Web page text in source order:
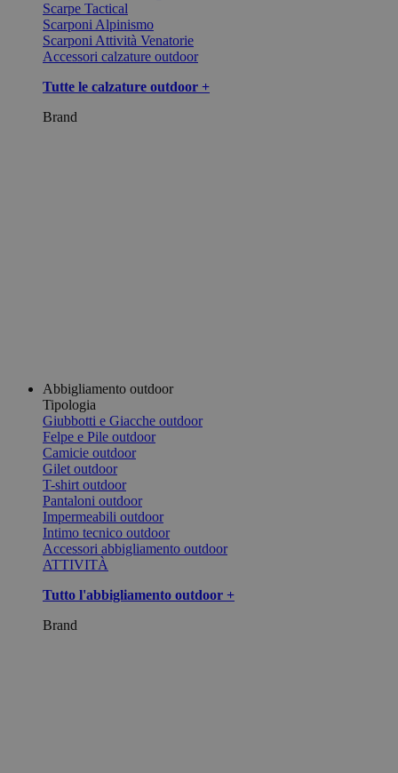
Scarpe Tactical
Scarponi Alpinismo
Scarponi Attività Venatorie
Accessori calzature outdoor
Tutte le calzature outdoor +
Brand
Abbigliamento outdoor
Tipologia
Giubbotti e Giacche outdoor
Felpe e Pile outdoor
Camicie outdoor
Gilet outdoor
T-shirt outdoor
Pantaloni outdoor
Impermeabili outdoor
Intimo tecnico outdoor
Accessori abbigliamento outdoor
ATTIVITÀ
Tutto l'abbigliamento outdoor +
Brand